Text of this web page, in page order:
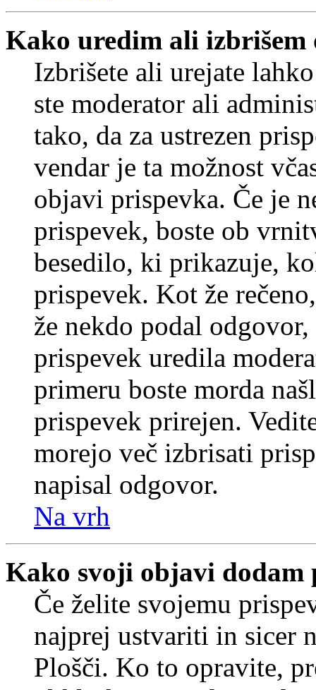
Kako uredim ali izbrišem
Izbrišete ali urejate
ste moderator ali
tako, da za ustrezen
vendar je ta možnost
objavi prispevka. Če je
prispevek, boste ob
besedilo, ki prikazuje,
prispevek. Kot že
že nekdo podal
prispevek uredila
primeru boste morda
prispevek prirejen.
morejo več izbrisati
napisal odgovor.
Na vrh
Kako svoji objavi dodam
Če želite svojemu
najprej ustvariti in sicer
Plošči. Ko to opravite,